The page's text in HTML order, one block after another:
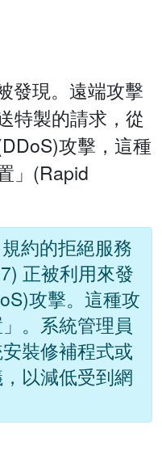
發現。遠端攻擊
特製的請求，從
攻擊，這種
」(Rapid
約的拒絕服務
正被利用來發
攻擊。這種攻
。系統管理員
裝修補程式或
以減低受到網